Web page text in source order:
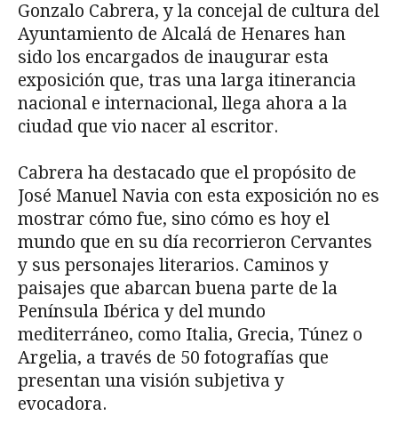
Gonzalo Cabrera, y la concejal de cultura del
Ayuntamiento de Alcalá de Henares han
sido los encargados de inaugurar esta
exposición que, tras una larga itinerancia
nacional e internacional, llega ahora a la
ciudad que vio nacer al escritor.
Cabrera ha destacado que el propósito de
José Manuel Navia con esta exposición no es
mostrar cómo fue, sino cómo es hoy el
mundo que en su día recorrieron Cervantes
y sus personajes literarios. Caminos y
paisajes que abarcan buena parte de la
Península Ibérica y del mundo
mediterráneo, como Italia, Grecia, Túnez o
Argelia, a través de 50 fotografías que
presentan una visión subjetiva y
evocadora.